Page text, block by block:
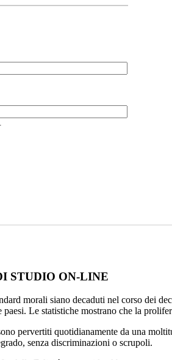
STUDIO ON-LINE
morali siano decaduti nel corso dei
Le statistiche mostrano che la
pervertiti quotidianamente da una
senza discriminazioni o scrupoli.